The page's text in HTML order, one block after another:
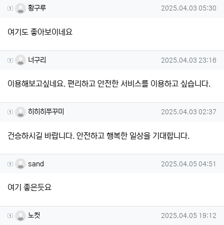
황구루님의 댓글
황구루 작성일
2025.04.03 05:30
여기도 좋아보이네요
너구리님의 댓글
너구리 작성일
2025.04.03 23:16
이용해보고싶네요. 편리하고 안전한 서비스를 이용하고 싶습니다.
히히히쭈꾸미님의 댓글
히히히쭈꾸미 작성일
2025.04.03 02:37
건승하시길 바랍니다. 안전하고 행복한 일상을 기대합니다.
sand님의 댓글
sand 작성일
2025.04.05 04:51
여기 좋은듯요
노컷님의 댓글
노컷 작성일
2025.04.05 19:12